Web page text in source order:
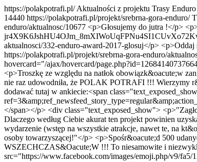
https://polakpotrafi.pl/Aktualności z projektu Trasy
14440 https://polakpotrafi.pl/projekt/srebrna-gora-enduro/
enduro/aktualnosc/10677 <p>Głosujemy do jutra !</p>
aktualnosci/332-enduro-award-2017-glosuj</p> <p>Oddaj
https://polakpotrafi.pl/projekt/srebrna-gora-enduro/
hovercard="/ajax/hovercard/
<p>Troszkę ze względu na natłok obowiązk&oacute;w
nie raz udowodniła, że POLAK POTRAFI !!! Wierzymy
dodawać tutaj w ankiecie:<span
</span></p> <div class="text_exposed_show">
Dlaczego według Ciebie akurat ten projekt powinien
wydarzenie (wstęp na wszystkie atrakcje, nawet te, na
osoby towarzyszącej!"</p> <p>Spośr&oacute;d 500
WSZECHCZAS&Oacute;W !!! To niesamowite i
src="https://www.facebook.com/images/emoji.php/v9/